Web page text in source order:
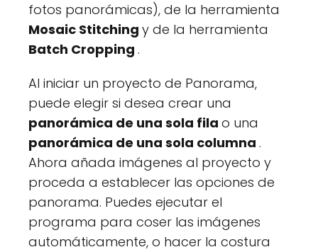
fotos panorámicas), de la herramienta
Mosaic Stitching y de la herramienta
Batch Cropping .
Al iniciar un proyecto de Panorama,
puede elegir si desea crear una
panorámica de una sola fila o una
panorámica de una sola columna .
Ahora añada imágenes al proyecto y
proceda a establecer las opciones de
panorama. Puedes ejecutar el
programa para coser las imágenes
automáticamente, o hacer la costura